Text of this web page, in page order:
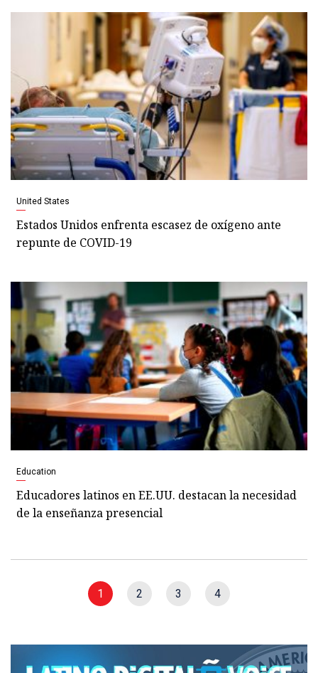
United States
Estados Unidos enfrenta escasez de oxígeno ante
repunte de COVID-19
Education
Educadores latinos en EE.UU. destacan la necesidad
de la enseñanza presencial
1 2 3 4